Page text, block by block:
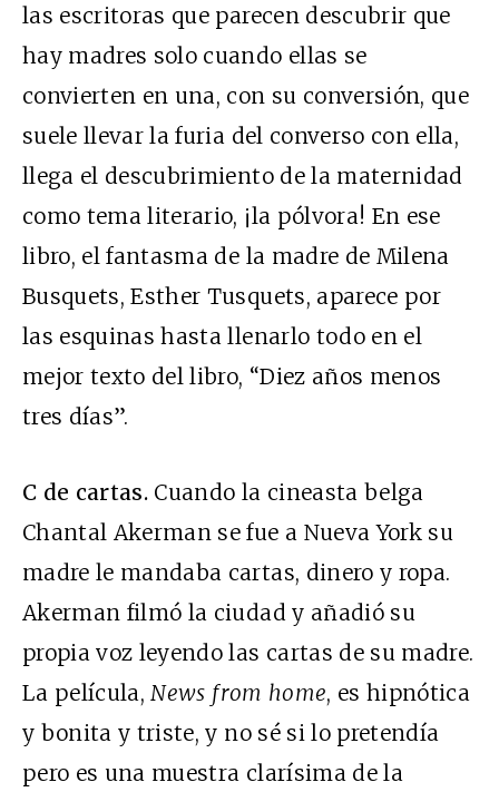
las escritoras que parecen descubrir que
hay madres solo cuando ellas se
convierten en una, con su conversión, que
suele llevar la furia del converso con ella,
llega el descubrimiento de la maternidad
como tema literario, ¡la pólvora! En ese
libro, el fantasma de la madre de Milena
Busquets, Esther Tusquets, aparece por
las esquinas hasta llenarlo todo en el
mejor texto del libro, “Diez años menos
tres días”.
C de cartas. Cuando la cineasta belga
Chantal Akerman se fue a Nueva York su
madre le mandaba cartas, dinero y ropa.
Akerman filmó la ciudad y añadió su
propia voz leyendo las cartas de su madre.
La película,News from home, es hipnótica
y bonita y triste, y no sé si lo pretendía
pero es una muestra clarísima de la